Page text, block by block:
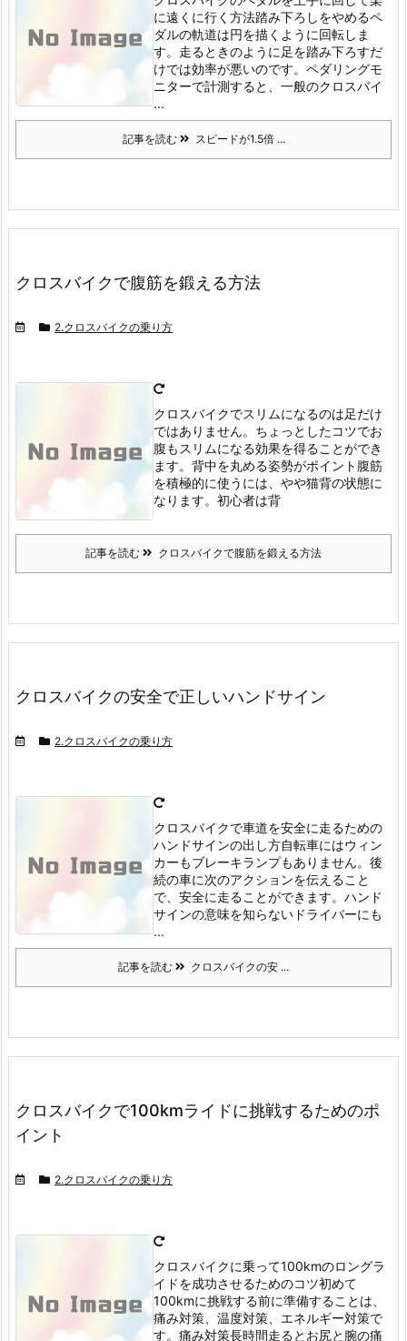
に遠くに行く方法踏み下ろしをやめるペ
ダルの軌道は円を描くように回転しま
す。 走るときのように足を踏み下ろすだ
けでは効率が悪いのです。 ペダリングモ
ニターで計測すると、一般のクロスバイ
...
記事を読む スピードが1.5倍 ...
クロスバイクで腹筋を鍛える方法
2.クロスバイクの乗り方
クロスバイクでスリムになるのは足だけ
ではありません。 ちょっとしたコツでお
腹もスリムになる効果を得ることができ
ます。 背中を丸める姿勢がポイント 腹筋
を積極的に使うには、やや猫背の状態に
なります。 初心者は背
記事を読む クロスバイクで腹筋を鍛える方法
クロスバイクの安全で正しいハンドサイン
2.クロスバイクの乗り方
クロスバイクで車道を安全に走るための
ハンドサインの出し方自転車にはウィン
カーもブレーキランプもありません。 後
続の車に次のアクションを伝えること
で、安全に走ることができます。 ハンド
サインの意味を知らないドライバーにも
...
記事を読む クロスバイクの安 ...
クロスバイクで100kmライドに挑戦するためのポ
イント
2.クロスバイクの乗り方
クロスバイクに乗って100kmのロングラ
イドを成功させるためのコツ初めて
100kmに挑戦する前に準備することは、
痛み対策、温度対策、エネルギー対策で
す。 痛み対策長時間走るとお尻と腕の痛